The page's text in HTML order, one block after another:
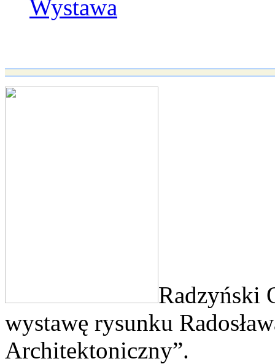
Wystawa
Radzyński
wystawę rysunku
Architektoniczny”.